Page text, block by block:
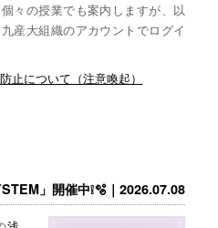
々の授業でも案内しますが、以
産大組織のアカウントでログイ
止について（注意喚起）
」開催中❕🫧｜2026.07.08